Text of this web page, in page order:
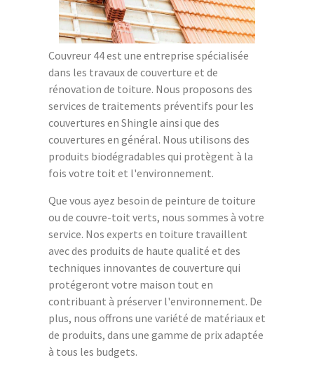
Couvreur 44 est une entreprise spécialisée
dans les travaux de couverture et de
rénovation de toiture. Nous proposons des
services de traitements préventifs pour les
couvertures en Shingle ainsi que des
couvertures en général. Nous utilisons des
produits biodégradables qui protègent à la
fois votre toit et l'environnement.
Que vous ayez besoin de peinture de toiture
ou de couvre-toit verts, nous sommes à votre
service. Nos experts en toiture travaillent
avec des produits de haute qualité et des
techniques innovantes de couverture qui
protégeront votre maison tout en
contribuant à préserver l'environnement. De
plus, nous offrons une variété de matériaux et
de produits, dans une gamme de prix adaptée
à tous les budgets.